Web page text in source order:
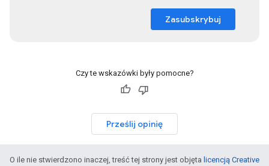
Zasubskrybuj
Czy te wskazówki były pomocne?
Prześlij opinię
O ile nie stwierdzono inaczej, treść tej strony jest objęta licencją Creative